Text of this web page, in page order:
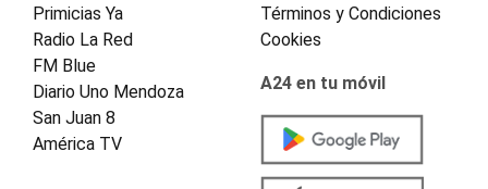
Primicias Ya
Radio La Red
FM Blue
Diario Uno Mendoza
San Juan 8
América TV
Términos y Condiciones
Cookies
A24 en tu móvil